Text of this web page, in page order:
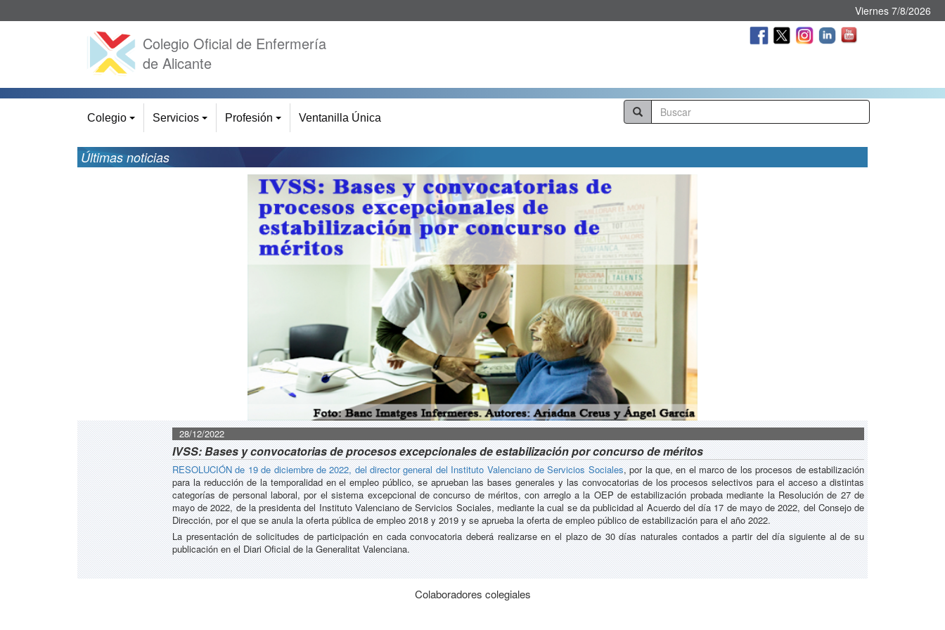
Viernes 7/8/2026
Colegio Oficial de Enfermería
de Alicante
Colegio Servicios Profesión Ventanilla Única
Últimas noticias
28/12/2022
IVSS: Bases y convocatorias de procesos excepcionales de estabilización por concurso de méritos
RESOLUCIÓN de 19 de diciembre de 2022, del director general del Instituto Valenciano de Servicios Sociales, por la que, en el marco de los procesos de estabilización
para la reducción de la temporalidad en el empleo público, se aprueban las bases generales y las convocatorias de los procesos selectivos para el acceso a distintas
categorías de personal laboral, por el sistema excepcional de concurso de méritos, con arreglo a la OEP de estabilización probada mediante la Resolución de 27 de
mayo de 2022, de la presidenta del Instituto Valenciano de Servicios Sociales, mediante la cual se da publicidad al Acuerdo del día 17 de mayo de 2022, del Consejo de
Dirección, por el que se anula la oferta pública de empleo 2018 y 2019 y se aprueba la oferta de empleo público de estabilización para el año 2022.
La presentación de solicitudes de participación en cada convocatoria deberá realizarse en el plazo de 30 días naturales contados a partir del día siguiente al de su
publicación en el Diari Oficial de la Generalitat Valenciana.
Colaboradores colegiales